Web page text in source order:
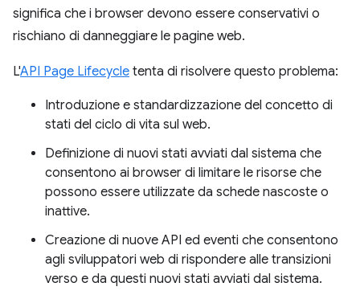
significa che i browser devono essere conservativi o
rischiano di danneggiare le pagine web.
L'API Page Lifecycle tenta di risolvere questo problema:
Introduzione e standardizzazione del concetto di
stati del ciclo di vita sul web.
Definizione di nuovi stati avviati dal sistema che
consentono ai browser di limitare le risorse che
possono essere utilizzate da schede nascoste o
inattive.
Creazione di nuove API ed eventi che consentono
agli sviluppatori web di rispondere alle transizioni
verso e da questi nuovi stati avviati dal sistema.